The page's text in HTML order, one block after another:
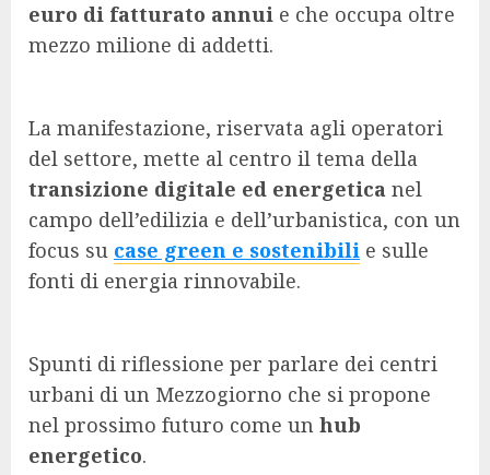
euro di fatturato annui e che occupa oltre
mezzo milione di addetti.
La manifestazione, riservata agli operatori
del settore, mette al centro il tema della
transizione digitale ed energetica nel
campo dell’edilizia e dell’urbanistica, con un
focus su case green e sostenibili e sulle
fonti di energia rinnovabile.
Spunti di riflessione per parlare dei centri
urbani di un Mezzogiorno che si propone
nel prossimo futuro come un hub
energetico.